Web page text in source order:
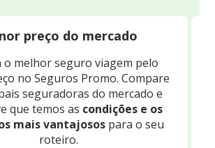
preço do mercado
o melhor seguro viagem pelo
no Seguros Promo. Compare
seguradoras do mercado e
que temos as condições e os
mais vantajosospara o seu
roteiro.